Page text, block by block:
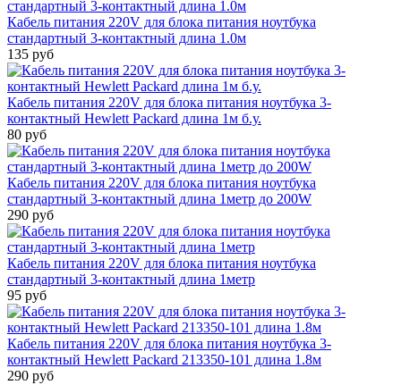
Кабель питания 220V для блока питания ноутбука
стандартный 3-контактный длина 1.0м
135 руб
Кабель питания 220V для блока питания ноутбука 3-
контактный Hewlett Packard длина 1м б.у.
80 руб
Кабель питания 220V для блока питания ноутбука
стандартный 3-контактный длина 1метр до 200W
290 руб
Кабель питания 220V для блока питания ноутбука
стандартный 3-контактный длина 1метр
95 руб
Кабель питания 220V для блока питания ноутбука 3-
контактный Hewlett Packard 213350-101 длина 1.8м
290 руб